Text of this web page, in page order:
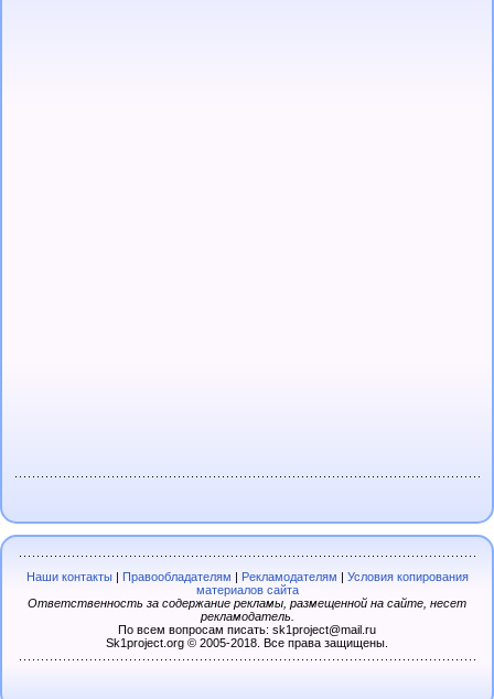
Наши контакты| Правообладателям Рекламодателям
Условия копирования
материалов сайта
Ответственность за содержание рекламы, размещенной на сайте, несет
рекламодатель.
По всем вопросам писать: sk1project@mail.ru
Sk1project.org © 2005-2018. Все права защищены.